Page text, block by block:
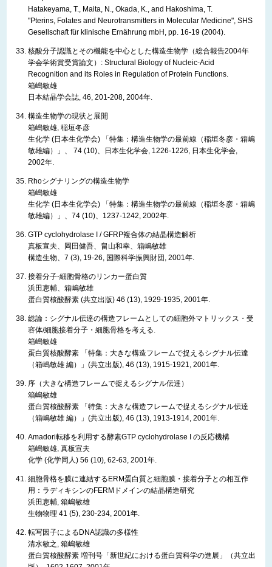
​Hatakeyama, T., Maita, N., Okada, K., and Hakoshima, T.
"Pterins, Folates and Neurotransmitters in Molecular Medicine", SHS
Gesellschaft für klinische Ernährung mbH, pp. 16-19 (2004).
核酸分子認識とその機能を中心とした構造生物学（総合報告2004年
学会学術賞受賞論文）: Structural Biology of Nucleic-Acid
Recognition and its Roles in Regulation of Protein Functions.
箱嶋敏雄
日本結晶学会誌, 46, 201-208, 2004年.
構造生物学の現状と展開
箱嶋敏雄, 稲垣冬彦
生化学 (日本生化学会) 「特集：構造生物学の最前線（稲垣冬彦・箱嶋
敏雄編）」、 74 (10)、日本生化学会, 1226-1226, 日本生化学会,
2002年.
Rhoシグナリングの構造生物学
箱嶋敏雄
生化学 (日本生化学会) 「特集：構造生物学の最前線（稲垣冬彦・箱嶋
敏雄編）」、74 (10)、1237-1242, 2002年.
GTP cyclohydrolase I / GFRP複合体の結晶構造解析
真板宣夫、岡田健吾、畠山和幸、箱嶋敏雄
構造生物、7 (3), 19-26, 国際科学振興財団, 2001年.
接着分子-細胞骨格のリンカー蛋白質
浜田恵輔、箱嶋敏雄
蛋白質核酸酵素 (共立出版) 46 (13), 1929-1935, 2001年.
総論：シグナル伝達の構造フレームとしての細胞外マトリックス・受
容体/細胞接着分子・細胞骨格を考える.
箱嶋敏雄
蛋白質核酸酵素 「特集：大きな構造フレームで捉えるシグナル伝達
（箱嶋敏雄 編）」(共立出版), 46 (13), 1915-1921, 2001年.
序（大きな構造フレームで捉えるシグナル伝達）
箱嶋敏雄
蛋白質核酸酵素 「特集：大きな構造フレームで捉えるシグナル伝達
（箱嶋敏雄 編）」(共立出版), 46 (13), 1913-1914, 2001年.
Amadori転移を利用する酵素GTP cyclohydrolase I の反応機構
箱嶋敏雄, 真板宣夫
化学 (化学同人) 56 (10), 62-63, 2001年.
細胞骨格を膜に連結するERM蛋白質と細胞膜・接着分子との相互作
用：ラディキシンのFERMドメインの結晶構造研究
浜田恵輔, 箱嶋敏雄
生物物理 41 (5), 230-234, 2001年.
転写因子によるDNA認識の多様性
清水敏之, 箱嶋敏雄
蛋白質核酸酵素 増刊号「新世紀における蛋白質科学の進展」（共立出